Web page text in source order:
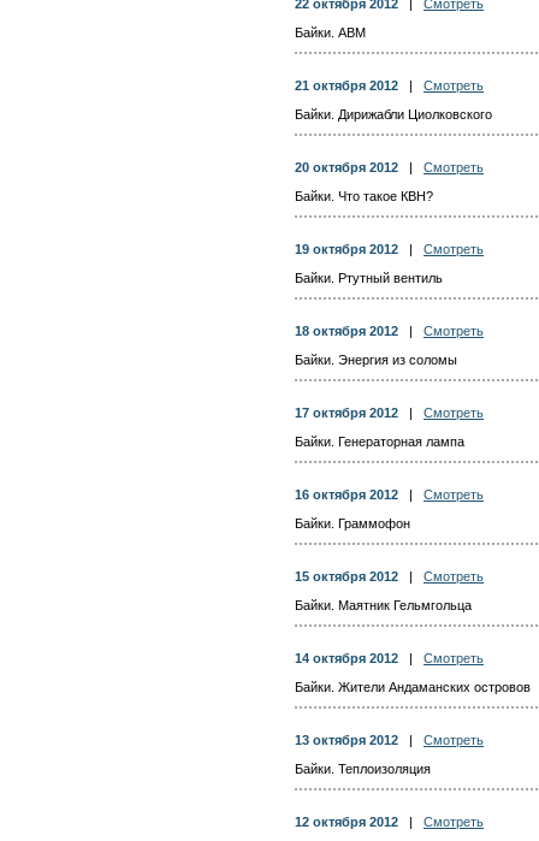
22 октября 2012
Смотреть
Байки. АВМ
21 октября 2012
Смотреть
Байки. Дирижабли Циолковского
20 октября 2012
Смотреть
Байки. Что такое КВН?
19 октября 2012
Смотреть
Байки. Ртутный вентиль
18 октября 2012
Смотреть
Байки. Энергия из соломы
17 октября 2012
Смотреть
Байки. Генераторная лампа
16 октября 2012
Смотреть
Байки. Граммофон
15 октября 2012
Смотреть
Байки. Маятник Гельмгольца
14 октября 2012
Смотреть
Байки. Жители Андаманских островов
13 октября 2012
Смотреть
Байки. Теплоизоляция
12 октября 2012
Смотреть